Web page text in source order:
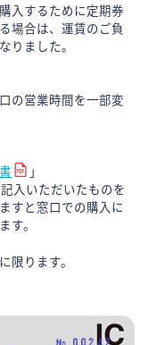
入するために定期券
場合は、運賃のご負
りました。
の営業時間を一部変
」
入いただいたものを
すと窓口での購入に
す。
限ります。